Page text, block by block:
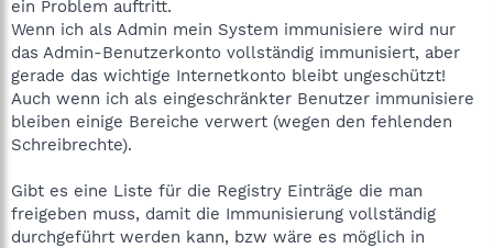
ein Problem auftritt.
Wenn ich als Admin mein System immunisiere wird nur
das Admin-Benutzerkonto vollständig immunisiert, aber
gerade das wichtige Internetkonto bleibt ungeschützt!
Auch wenn ich als eingeschränkter Benutzer immunisiere
bleiben einige Bereiche verwert (wegen den fehlenden
Schreibrechte).
Gibt es eine Liste für die Registry Einträge die man
freigeben muss, damit die Immunisierung vollständig
durchgeführt werden kann, bzw wäre es möglich in